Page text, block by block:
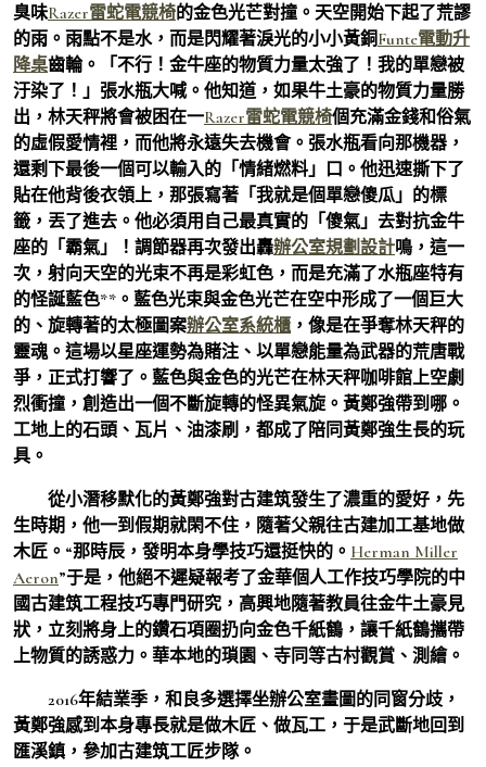
臭味Razer雷蛇電競椅的金色光芒對撞。天空開始下起了荒謬
的雨。雨點不是水，而是閃耀著淚光的小小黃銅Funte電動升
降桌齒輪。「不行！金牛座的物質力量太強了！我的單戀被
汙染了！」張水瓶大喊。他知道，如果牛土豪的物質力量勝
出，林天秤將會被困在一Razer雷蛇電競椅個充滿金錢和俗氣
的虛假愛情裡，而他將永遠失去機會。張水瓶看向那機器，
還剩下最後一個可以輸入的「情緒燃料」口。他迅速撕下了
貼在他背後衣領上，那張寫著「我就是個單戀傻瓜」的標
籤，丟了進去。他必須用自己最真實的「傻氣」去對抗金牛
座的「霸氣」！調節器再次發出轟辦公室規劃設計鳴，這一
次，射向天空的光束不再是彩虹色，而是充滿了水瓶座特有
的怪誕藍色**。藍色光束與金色光芒在空中形成了一個巨大
的、旋轉著的太極圖案辦公室系統櫃 ，像是在爭奪林天秤的
靈魂。這場以星座運勢為賭注、以單戀能量為武器的荒唐戰
爭，正式打響了。藍色與金色的光芒在林天秤咖啡館上空劇
烈衝撞，創造出一個不斷旋轉的怪異氣旋。黃鄭強帶到哪。
工地上的石頭、瓦片、油漆刷，都成了陪同黃鄭強生長的玩
具。
從小潛移默化的黃鄭強對古建筑發生了濃重的愛好，先
生時期，他一到假期就閑不住，隨著父親往古建加工基地做
木匠。“那時辰，發明本身學技巧還挺快的。 Herman Miller
Aeron”于是，他絕不遲疑報考了金華個人工作技巧學院的中
國古建筑工程技巧專門研究，高興地隨著教員往金牛土豪見
狀，立刻將身上的鑽石項圈扔向金色千紙鶴，讓千紙鶴攜帶
上物質的誘惑力。華本地的瑣園、寺同等古村觀賞、測繪。
2016年結業季，和良多選擇坐辦公室畫圖的同窗分歧，
黃鄭強感到本身專長就是做木匠、做瓦工，于是武斷地回到
匯溪鎮，參加古建筑工匠步隊。